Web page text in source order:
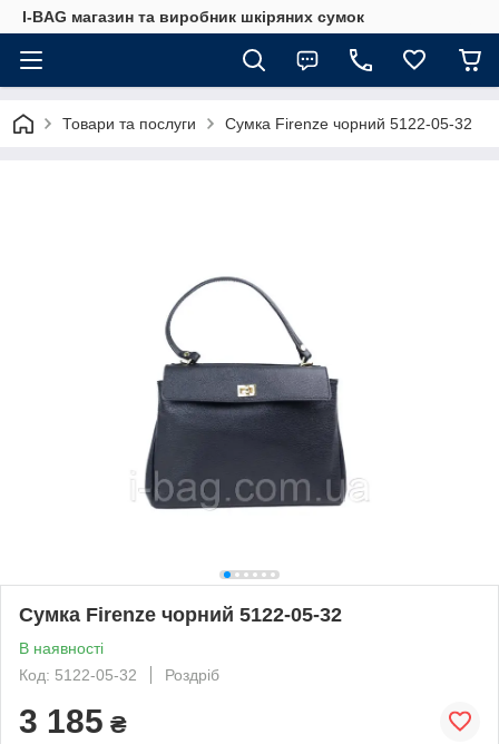
I-BAG магазин та виробник шкіряних сумок
Товари та послуги Сумка Firenze чорний 5122-05-32
Сумка Firenze чорний 5122-05-32
В наявності
Код: 5122-05-32
Роздріб
3 185 ₴